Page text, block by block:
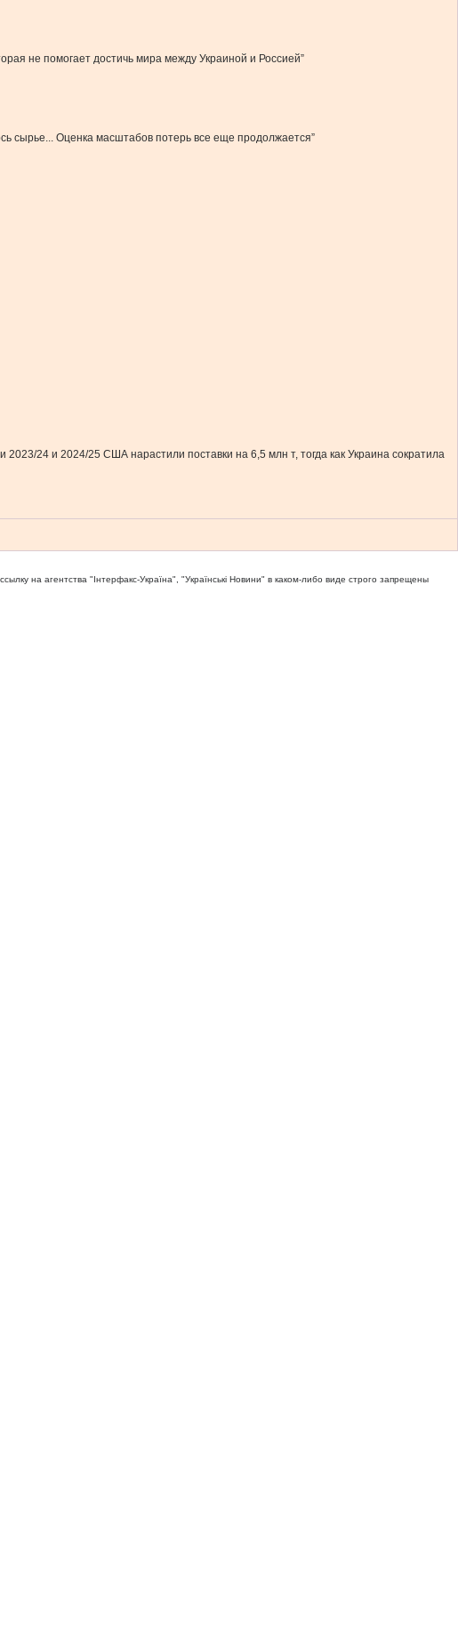
не помогает достичь мира между Украиной и Россией”
сырье... Оценка масштабов потерь все еще продолжается”
24 и 2024/25 США нарастили поставки на 6,5 млн т, тогда как Украина сократила
на агентства "Iнтерфакс-Україна", "Українськi Новини" в каком-либо виде строго запрещены